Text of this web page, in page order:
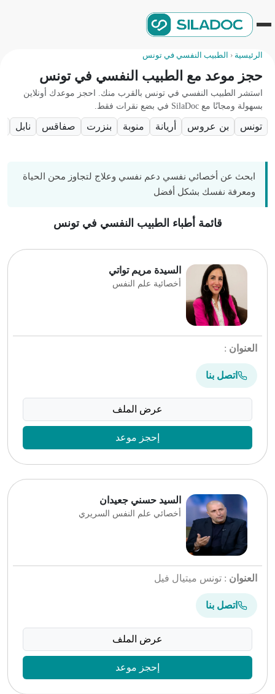
الرئيسية‹الطبيب النفسي في تونس
حجز موعد مع الطبيب النفسي في تونس
استشر الطبيب النفسي في تونس بالقرب منك. احجز موعدك أونلاين
بسهولة ومجانًا مع SilaDoc في بضع نقرات فقط.
تونس بن عروس أريانة منوبة بنزرت صفاقس نابل
ابحث عن أخصائي نفسي دعم نفسي وعلاج لتجاوز محن الحياة
ومعرفة نفسك بشكل أفضل
قائمة أطباء الطبيب النفسي في تونس
السيدة مريم تواتي
أخصائية علم النفس
العنوان :
اتصل بنا
عرض الملف
إحجز موعد
السيد حسني جعيدان
أخصائي علم النفس السريري
العنوان : تونس ميتيال فيل
اتصل بنا
عرض الملف
إحجز موعد